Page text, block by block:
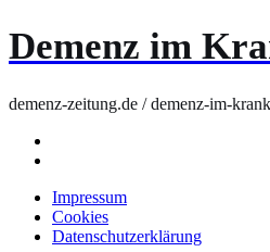
Demenz im
demenz-zeitung.de / demenz-im-
Impressum
Cookies
Datenschutzerklärung